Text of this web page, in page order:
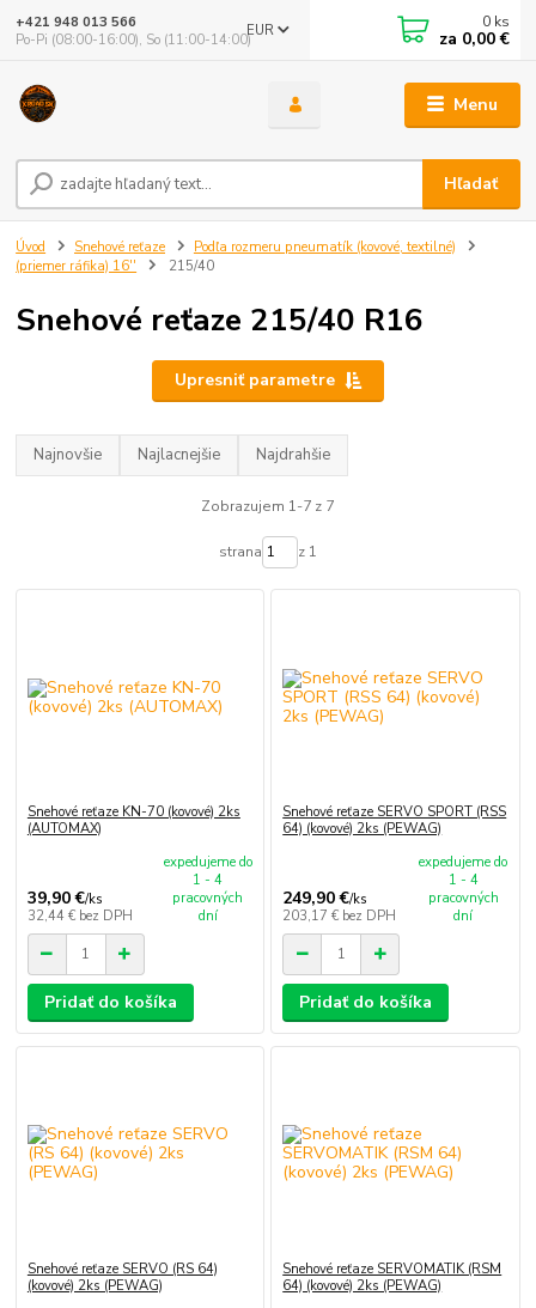
Menu
EUR
Hľadať
+421 948 013 566
Po-Pi (08:00-16:00), So (11:00-14:00)
0 ks
za 0,00 €
Úvod Snehové reťaze
Podľa rozmeru pneumatík (kovové, textilné)
(priemer ráfika) 16''
215/40
Snehové reťaze 215/40 R16
Upresniť parametre
Najnovšie Najlacnejšie Najdrahšie
Zobrazujem 1-7 z 7
strana z 1
Snehové reťaze KN-70 (kovové) 2ks
(AUTOMAX)
39,90 €/ks
32,44 € bez DPH
expedujeme do
1 - 4
pracovných
dní
Pridať do košíka
Snehové reťaze SERVO SPORT (RSS
64) (kovové) 2ks (PEWAG)
249,90 €/ks
203,17 € bez DPH
expedujeme do
1 - 4
pracovných
dní
Pridať do košíka
Snehové reťaze SERVO (RS 64)
(kovové) 2ks (PEWAG)
Snehové reťaze SERVOMATIK (RSM
64) (kovové) 2ks (PEWAG)